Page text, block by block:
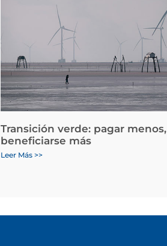
Transición verde: pagar menos,
beneficiarse más
Leer Más >>